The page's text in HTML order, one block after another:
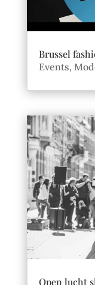
Brussel
Events,
Open lucht